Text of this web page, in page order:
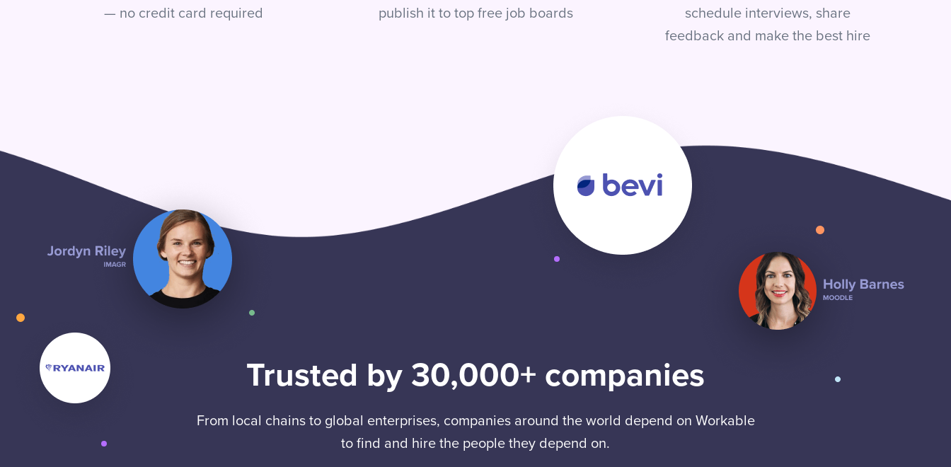
— no credit card required
publish it to top free job boards
schedule interviews, share
feedback and make the best hire
Trusted by 30,000+ companies
From local chains to global enterprises, companies around the world depend on Workable
to find and hire the people they depend on.